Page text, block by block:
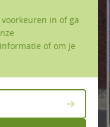
in of ga
of om je